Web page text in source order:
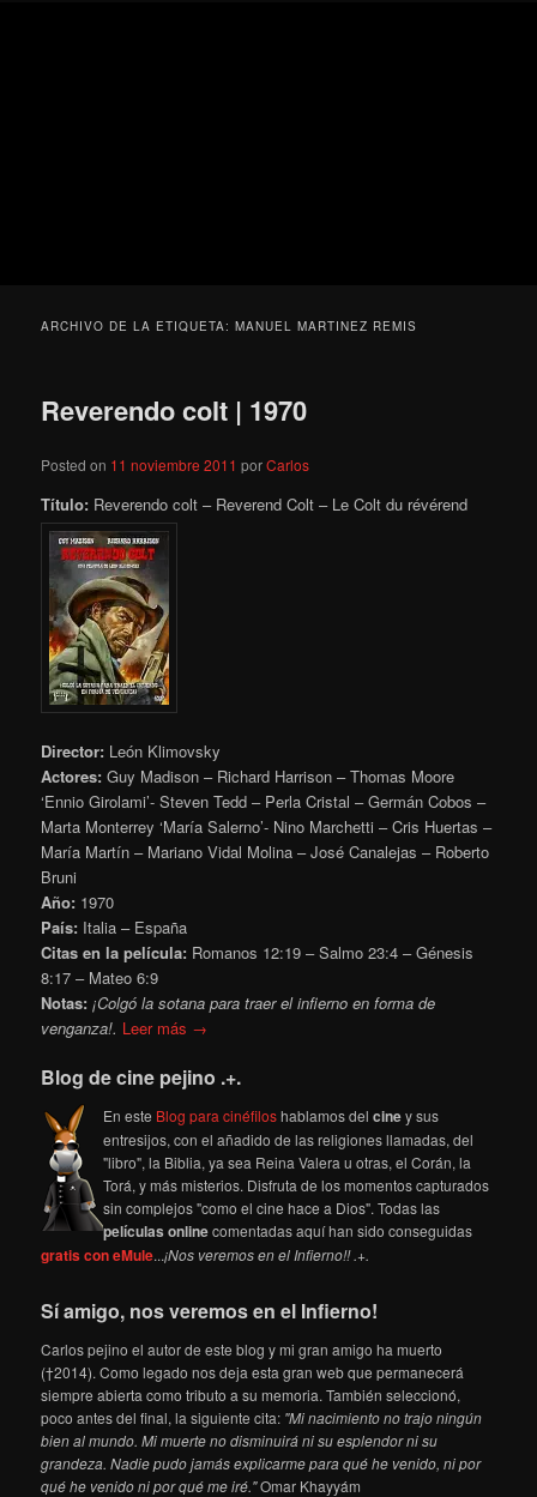
ARCHIVO DE LA ETIQUETA:MANUEL MARTINEZ REMIS
Reverendo colt | 1970
Posted on 11 noviembre 2011 porCarlos
Título: Reverendo colt – Reverend Colt – Le Colt du révérend
Director: León Klimovsky
Actores: Guy Madison – Richard Harrison – Thomas Moore
‘Ennio Girolami’- Steven Tedd – Perla Cristal – Germán Cobos –
Marta Monterrey ‘María Salerno’- Nino Marchetti – Cris Huertas –
María Martín – Mariano Vidal Molina – José Canalejas – Roberto
Bruni
Año: 1970
País: Italia – España
Citas en la película: Romanos 12:19 – Salmo 23:4 – Génesis
8:17 – Mateo 6:9
Notas:¡Colgó la sotana para traer el infierno en forma de
venganza!. Leer más →
Blog de cine pejino .+.
En este Blog para cinéfiloshablamos delciney sus
entresijos, con el añadido de las religiones llamadas, del
"libro", la Biblia, ya sea Reina Valera u otras, el Corán, la
Torá, y más misterios. Disfruta de los momentos capturados
sin complejos "como el cine hace a Dios". Todas las
películas onlinecomentadas aquí han sido conseguidas
gratis con eMule...¡Nos veremos en el Infierno!! .+.
Sí amigo, nos veremos en el Infierno!
Carlos pejino el autor de este blog y mi gran amigo ha muerto
(†2014). Como legado nos deja esta gran web que permanecerá
siempre abierta como tributo a su memoria. También seleccionó,
poco antes del final, la siguiente cita: "Mi nacimiento no trajo ningún
bien al mundo. Mi muerte no disminuirá ni su esplendor ni su
grandeza. Nadie pudo jamás explicarme para qué he venido, ni por
qué he venido ni por qué me iré."Omar Khayyám